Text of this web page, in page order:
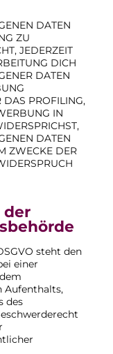
DATEN
ZU
JEDERZEIT
DICH
DATEN
DAS PROFILING,
IN
DATEN
ZWECKE DER
der
steht den
einer
Aufenthalts,
des